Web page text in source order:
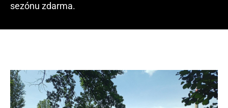
sezónu zdarma.